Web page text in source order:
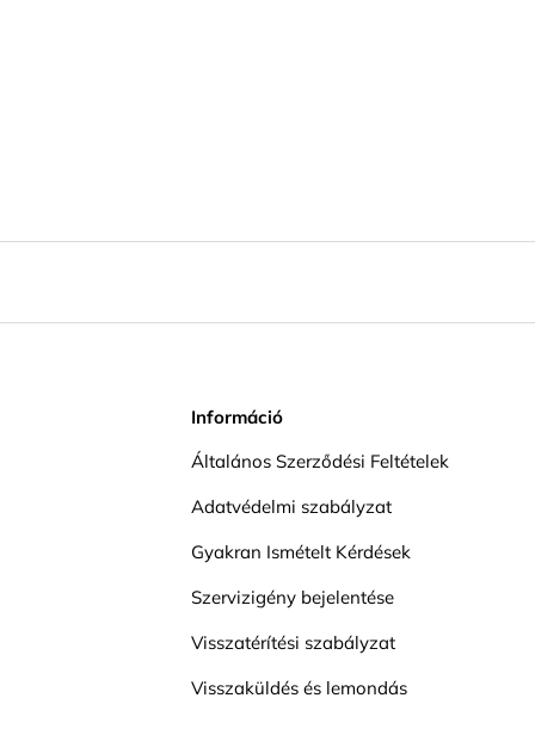
Információ
Általános Szerződési Feltételek
Adatvédelmi szabályzat
Gyakran Ismételt Kérdések
Szervizigény bejelentése
Visszatérítési szabályzat
Visszaküldés és lemondás